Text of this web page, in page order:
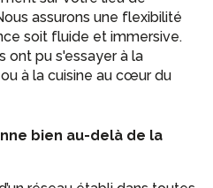
assurons une flexibilité
soit fluide et immersive.
ont pu s'essayer à la
à la cuisine au cœur du
bien au-delà de la